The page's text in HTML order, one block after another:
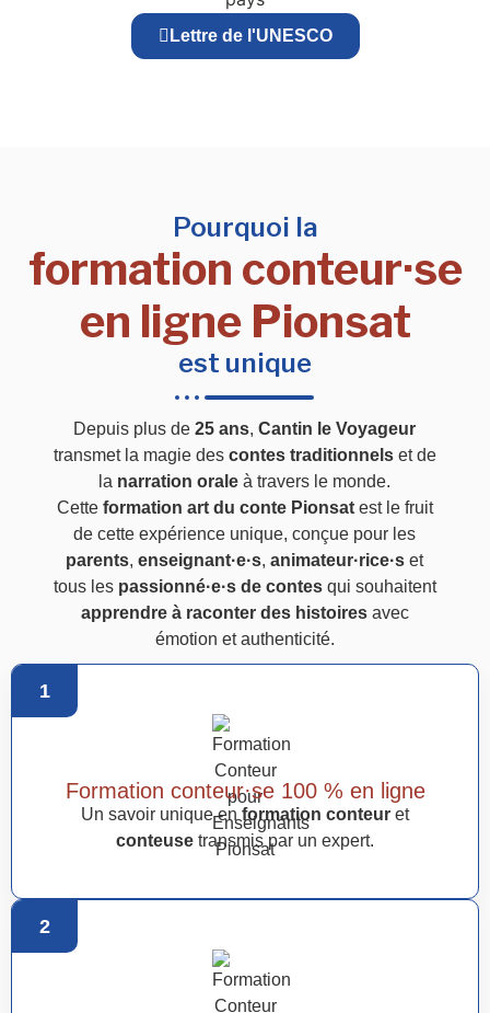
Lettre de l'UNESCO
Pourquoi la
formation conteur·se
en ligne Pionsat
est unique
Depuis plus de25 ans,Cantin le Voyageur
transmet la magie des contes traditionnelset de
la narration orale à travers le monde.
Cette formation art du conte Pionsatest le fruit
de cette expérience unique, conçue pour les
parents,enseignant·e·s,animateur·rice·s et
tous les passionné·e·s de contesqui souhaitent
apprendre à raconter des histoiresavec
émotion et authenticité.
1
Formation conteur·se 100 % en ligne
Un savoir unique en formation conteur et
conteuse transmis par un expert.
2